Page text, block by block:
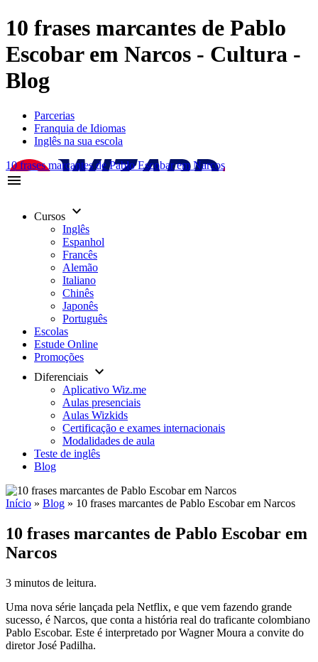
10 frases marcantes de Pablo
Escobar em Narcos - Cultura -
Blog
Parcerias
Franquia de Idiomas
Inglês na sua escola
10 frases marcantes de Pablo Escobar em Narcos
menu
Cursos keyboard_arrow_down
Inglês
Espanhol
Francês
Alemão
Italiano
Chinês
Japonês
Português
Escolas
Estude Online
Promoções
Diferenciais keyboard_arrow_down
Aplicativo Wiz.me
Aulas presenciais
Aulas Wizkids
Certificação e exames internacionais
Modalidades de aula
Teste de inglês
Blog
Início » Blog » 10 frases marcantes de Pablo Escobar em Narcos
10 frases marcantes de Pablo Escobar em
Narcos
3 minutos de leitura.
Uma nova série lançada pela Netflix, e que vem fazendo grande
sucesso, é Narcos, que conta a história real do traficante colombiano
Pablo Escobar. Este é interpretado por Wagner Moura a convite do
diretor José Padilha.